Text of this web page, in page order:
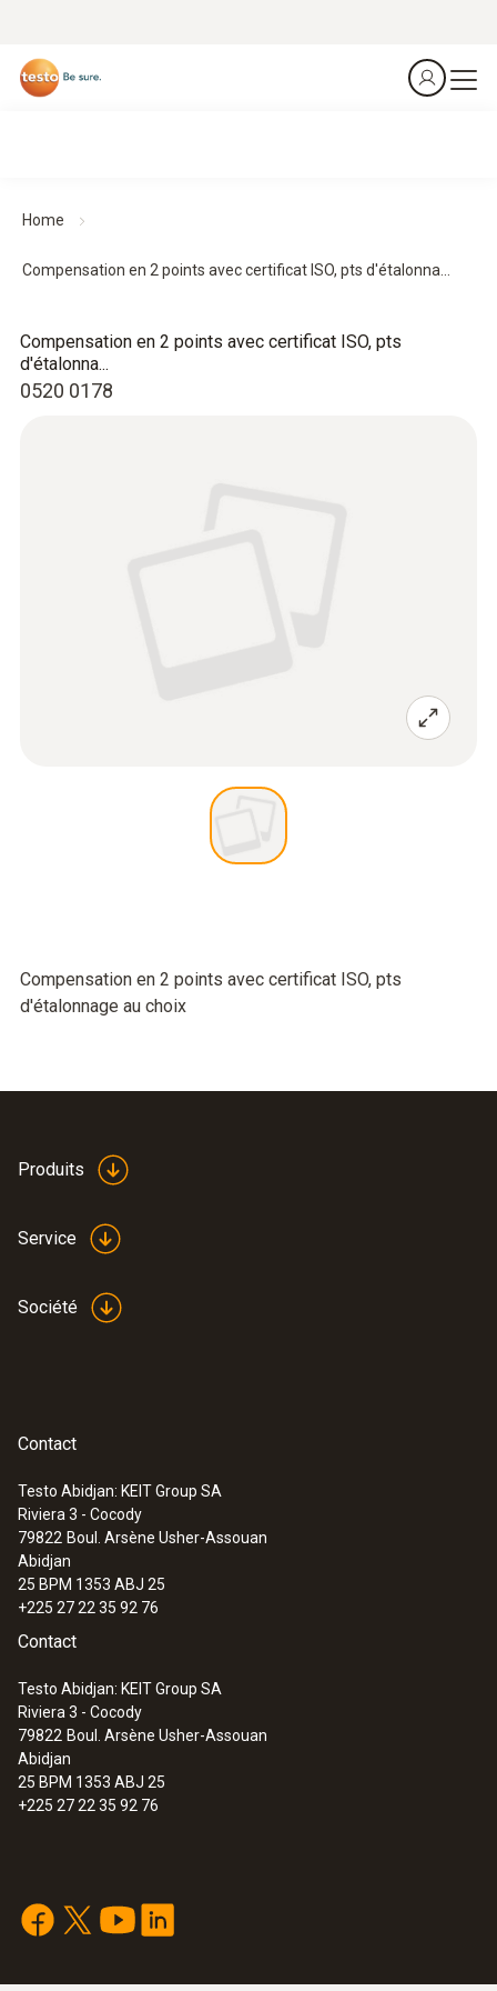
Home
Compensation en 2 points avec certificat ISO, pts d'étalonna...
0520 0178
Compensation en 2 points avec certificat ISO, pts
d'étalonna...
Compensation en 2 points avec certificat ISO, pts
d'étalonnage au choix
Produits
Service
Société
Contact
Testo Abidjan: KEIT Group SA
Riviera 3 - Cocody
79822 Boul. Arsène Usher-Assouan
Abidjan
25 BPM 1353 ABJ 25
+225 27 22 35 92 76
Contact
Testo Abidjan: KEIT Group SA
Riviera 3 - Cocody
79822 Boul. Arsène Usher-Assouan
Abidjan
25 BPM 1353 ABJ 25
+225 27 22 35 92 76